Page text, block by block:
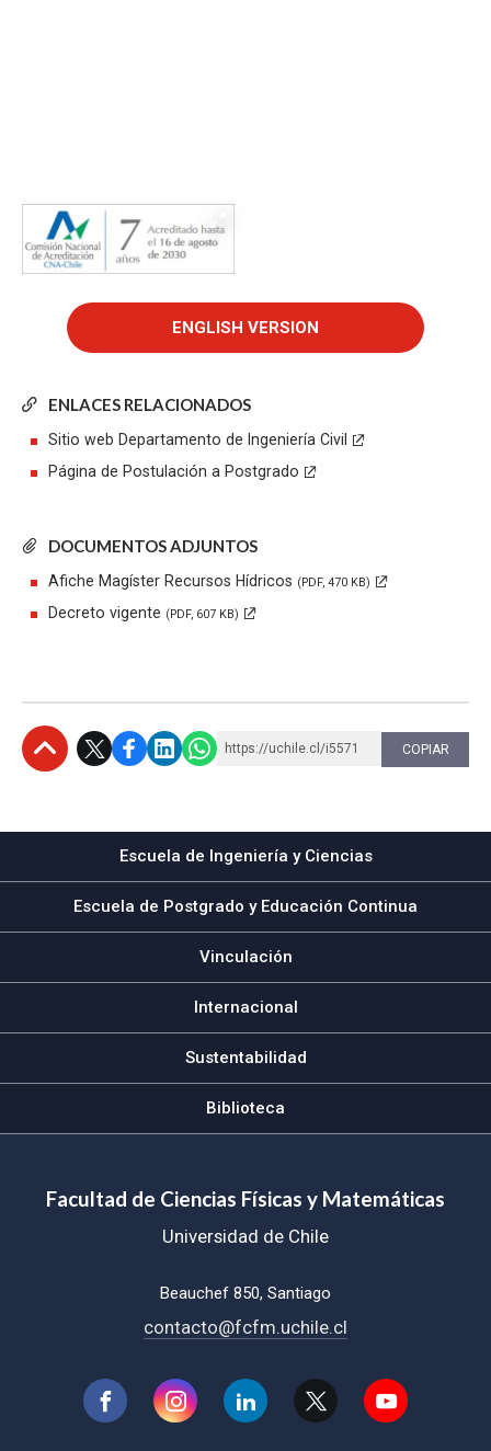
ENLACES RELACIONADOS
Sitio web Departamento de Ingeniería Civil
Página de Postulación a Postgrado
DOCUMENTOS ADJUNTOS
Afiche Magíster Recursos Hídricos (PDF, 470 KB)
Decreto vigente (PDF, 607 KB)
https://uchile.cl/i5571 COPIAR
Escuela de Ingeniería y Ciencias
Escuela de Postgrado y Educación Continua
Vinculación
Internacional
Sustentabilidad
Biblioteca
Facultad de Ciencias Físicas y Matemáticas
Universidad de Chile
Beauchef 850, Santiago
contacto@fcfm.uchile.cl